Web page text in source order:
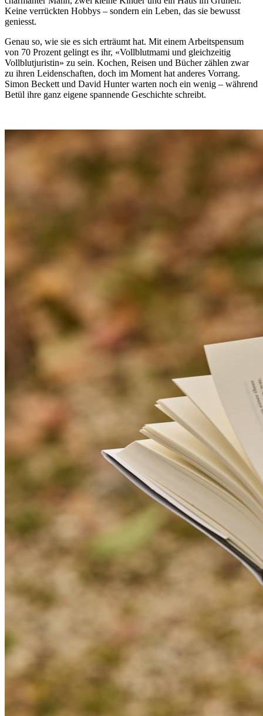
Keine verrückten Hobbys – sondern ein Leben, das sie bewusst
geniesst.
Genau so, wie sie es sich erträumt hat. Mit einem Arbeitspensum
von 70 Prozent gelingt es ihr, «Vollblutmami und gleichzeitig
Vollblutjuristin» zu sein. Kochen, Reisen und Bücher zählen zwar
zu ihren Leidenschaften, doch im Moment hat anderes Vorrang.
Simon Beckett und David Hunter warten noch ein wenig – während
Betül ihre ganz eigene spannende Geschichte schreibt.